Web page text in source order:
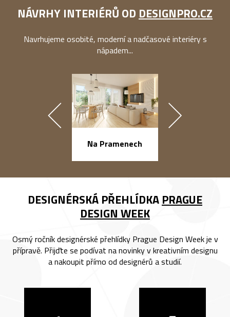
NÁVRHY INTERIÉRŮ OD DESIGNPRO.CZ
Navrhujeme osobité, moderní a nadčasové interiéry s
nápadem...
Na Pramenech
DESIGNÉRSKÁ PŘEHLÍDKA PRAGUE
DESIGN WEEK
Osmý ročník designérské přehlídky Prague Design Week je v
přípravě. Přijďte se podívat na novinky v kreativním designu
a nakoupit přímo od designérů a studií.